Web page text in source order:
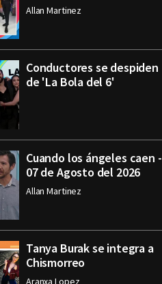
Allan Martinez
Conductores se despiden
de 'La Bola del 6'
Cuando los ángeles caen -
07 de Agosto del 2026
Allan Martinez
Tanya Burak se integra a
Chismorreo
Aranxa Lopez